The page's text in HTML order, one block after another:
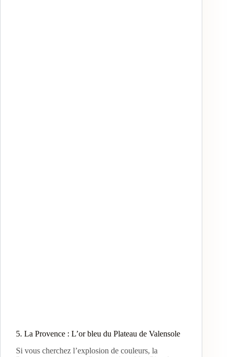
5. La Provence : L’or bleu du Plateau de Valensole
Si vous cherchez l’explosion de couleurs, la